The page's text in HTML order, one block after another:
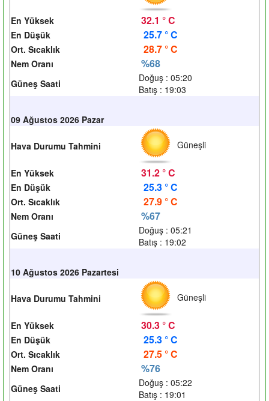
En Yüksek 32.1 ° C
En Düşük 25.7 ° C
Ort. Sıcaklık 28.7 ° C
Nem Oranı %68
Güneş Saati
Doğuş : 05:20
Batış : 19:03
09 Ağustos 2026 Pazar
Hava Durumu Tahmini Güneşli
En Yüksek 31.2 ° C
En Düşük 25.3 ° C
Ort. Sıcaklık 27.9 ° C
Nem Oranı %67
Güneş Saati
Doğuş : 05:21
Batış : 19:02
10 Ağustos 2026 Pazartesi
Hava Durumu Tahmini Güneşli
En Yüksek 30.3 ° C
En Düşük 25.3 ° C
Ort. Sıcaklık 27.5 ° C
Nem Oranı %76
Güneş Saati
Doğuş : 05:22
Batış : 19:01